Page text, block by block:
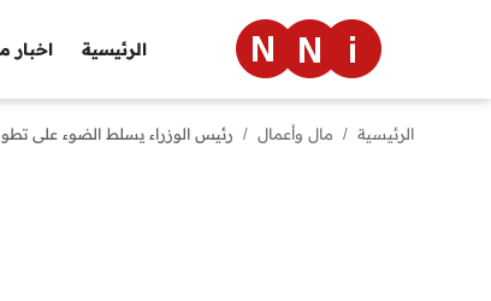
الرئيسية اخبار
الرئيسية مال وأعمال رئيس الوزراء يسلط الضوء على